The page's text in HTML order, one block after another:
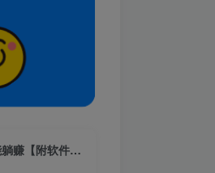
巨暴利，月入9000+的宝宝起名项目，每单都是纯利润，零基础都能躺赚【附软件+视频教程】